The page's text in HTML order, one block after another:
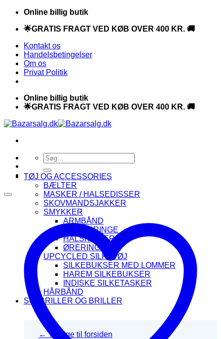
Fortsæt
indhold
Online billig butik
🌟GRATIS FRAGT VED KØB OVER 400 KR. 🚚
Kontakt os
Handelsbetingelser
Om os
Privat Politik
Online billig butik
🌟GRATIS FRAGT VED KØB OVER 400 KR. 🚚
Søg
efter:
TØJ OG ACCESSORIES
BÆLTER
MASKER / HALSEDISSER
SKOVMANDSJAKKER
SMYKKER
ARMBÅND
FINGERRINGE
HALSKÆDER
ØRERINGE
UPCYCLED SILKETØJ
SILKEBUKSER MED LOMMER
HAREM SILKEBUKSER
INDISKE SILKETASKER
HÅRBÅND
SOLBRILLER OG BRILLER
← Tilbage til forsiden